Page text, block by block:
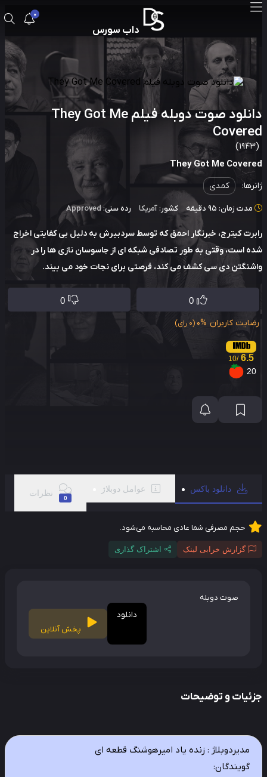
داب سورس
دانلود صوت دوبله فیلم They Got Me
They Got Me
کمدی
مدت زمان: 95 دقیقه کشور:آمریکا رده سنی:Approved
کیترج، خبرنگار احمق که توسط سردبیرش به دلیل بی کفایتی اخراج
است، وقتی به طور تصادفی شبکه ای از جاسوسان نازی ها را در
دی سی کشف می کند، فرصتی برای نجات خود می بیند.
0
0
کاربران 0% (0 رای)
/10
دانلود باکس عوامل دوبلاژ نظرات
حجم مصرفی شما عادی محاسبه می‌شود.
گزارش خرابی لینک اشتراک گذاری
صوت دوبله
دانلود
پخش آنلاین
و توضیحات
مدیردوبلاژ : زنده یاد امیرهوشنگ قطعه ای
گویندگان: